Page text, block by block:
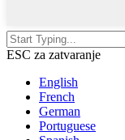
ESC za zatvaranje
English
French
German
Portuguese